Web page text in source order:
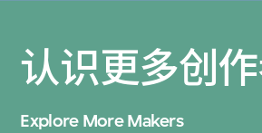
认识更多创
Explore More Makers